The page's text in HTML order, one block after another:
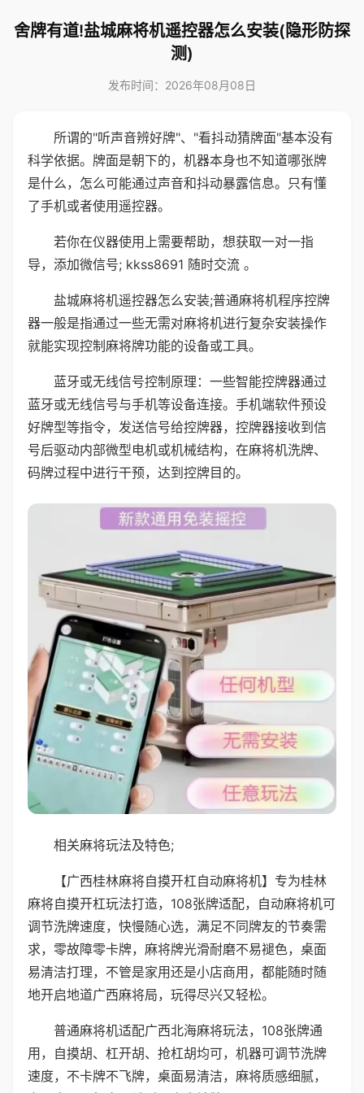
舍牌有道!盐城麻将机遥控器怎么安装(隐形防探
测)
发布时间：2026年08月08日
所谓的"听声音辨好牌"、"看抖动猜牌面"基本没有
科学依据。牌面是朝下的，机器本身也不知道哪张牌
是什么，怎么可能通过声音和抖动暴露信息。只有懂
了手机或者使用遥控器。
若你在仪器使用上需要帮助，想获取一对一指
导，添加微信号; kkss8691 随时交流 。
盐城麻将机遥控器怎么安装;普通麻将机程序控牌
器一般是指通过一些无需对麻将机进行复杂安装操作
就能实现控制麻将牌功能的设备或工具。
蓝牙或无线信号控制原理：一些智能控牌器通过
蓝牙或无线信号与手机等设备连接。手机端软件预设
好牌型等指令，发送信号给控牌器，控牌器接收到信
号后驱动内部微型电机或机械结构，在麻将机洗牌、
码牌过程中进行干预，达到控牌目的。
相关麻将玩法及特色;
【广西桂林麻将自摸开杠自动麻将机】专为桂林
麻将自摸开杠玩法打造，108张牌适配，自动麻将机可
调节洗牌速度，快慢随心选，满足不同牌友的节奏需
求，零故障零卡牌，麻将牌光滑耐磨不易褪色，桌面
易清洁打理，不管是家用还是小店商用，都能随时随
地开启地道广西麻将局，玩得尽兴又轻松。
普通麻将机适配广西北海麻将玩法，108张牌通
用，自摸胡、杠开胡、抢杠胡均可，机器可调节洗牌
速度，不卡牌不飞牌，桌面易清洁，麻将质感细腻，